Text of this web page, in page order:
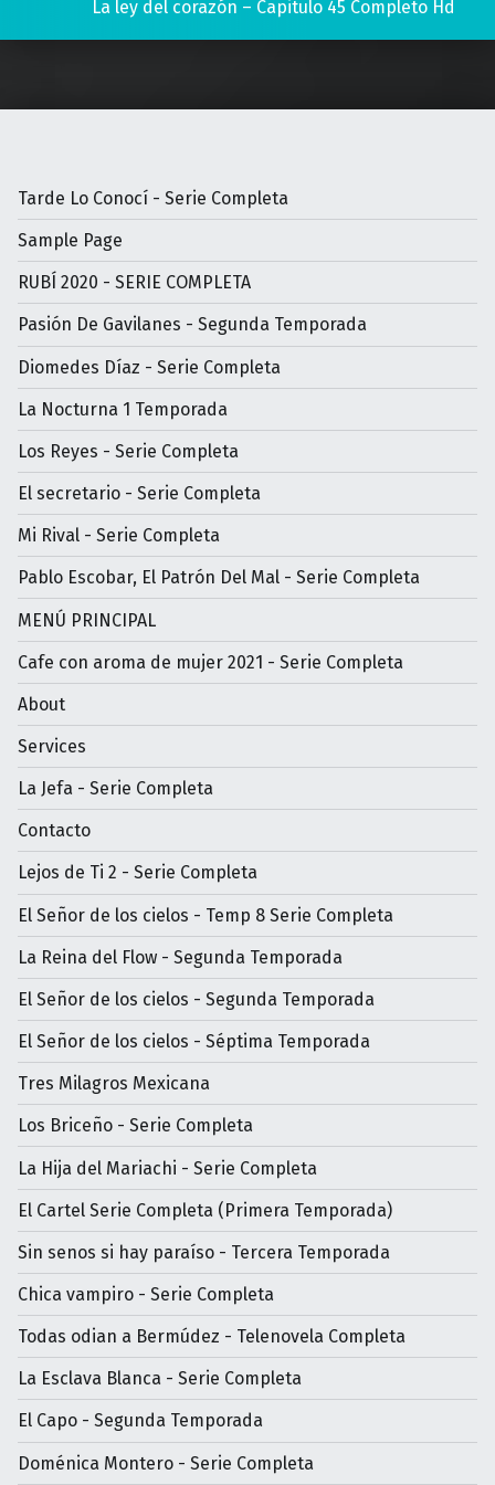
La ley del corazón – Capitulo 45 Completo Hd
Tarde Lo Conocí - Serie Completa
Sample Page
RUBÍ 2020 - SERIE COMPLETA
Pasión De Gavilanes - Segunda Temporada
Diomedes Díaz - Serie Completa
La Nocturna 1 Temporada
Los Reyes - Serie Completa
El secretario - Serie Completa
Mi Rival - Serie Completa
Pablo Escobar, El Patrón Del Mal - Serie Completa
MENÚ PRINCIPAL
Cafe con aroma de mujer 2021 - Serie Completa
About
Services
La Jefa - Serie Completa
Contacto
Lejos de Ti 2 - Serie Completa
El Señor de los cielos - Temp 8 Serie Completa
La Reina del Flow - Segunda Temporada
El Señor de los cielos - Segunda Temporada
El Señor de los cielos - Séptima Temporada
Tres Milagros Mexicana
Los Briceño - Serie Completa
La Hija del Mariachi - Serie Completa
El Cartel Serie Completa (Primera Temporada)
Sin senos si hay paraíso - Tercera Temporada
Chica vampiro - Serie Completa
Todas odian a Bermúdez - Telenovela Completa
La Esclava Blanca - Serie Completa
El Capo - Segunda Temporada
Doménica Montero - Serie Completa